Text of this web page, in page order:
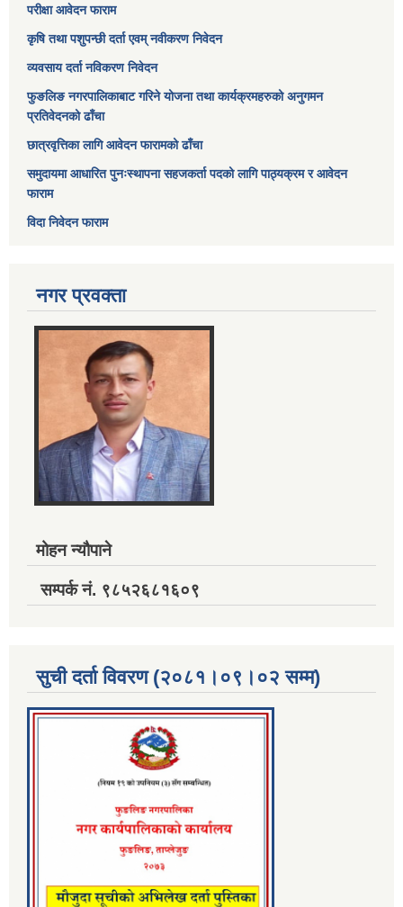
परीक्षा आवेदन फाराम
कृषि तथा पशुपन्छी दर्ता एवम् नवीकरण निवेदन
व्यवसाय दर्ता नविकरण निवेदन
फुङलिङ नगरपालिकाबाट गरिने योजना तथा कार्यक्रमहरुको अनुगमन
प्रतिवेदनको ढाँचा
छात्रवृत्तिका लागि आवेदन फारामको ढाँचा
समुदायमा आधारित पुनःस्थापना सहजकर्ता पदको लागि पाठ्यक्रम र आवेदन
फाराम
विदा निवेदन फाराम
नगर प्रवक्ता
मोहन न्यौपाने
सम्पर्क नं. ९८५२६८१६०९
सुची दर्ता विवरण (२०८१।०९।०२ सम्म)